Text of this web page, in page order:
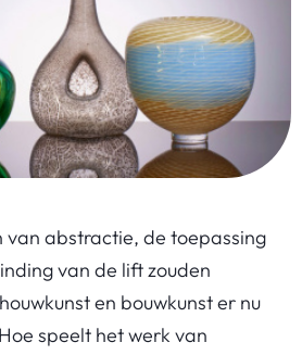
van abstractie, de toepassing
van de lift zouden
en bouwkunst er nu
speelt het werk van